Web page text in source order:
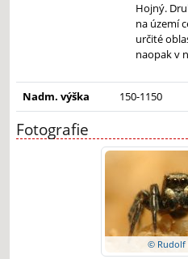
Hojný.
na území
určité
naopak v
Nadm. výška 150-1150
Fotografie
© Rudolf